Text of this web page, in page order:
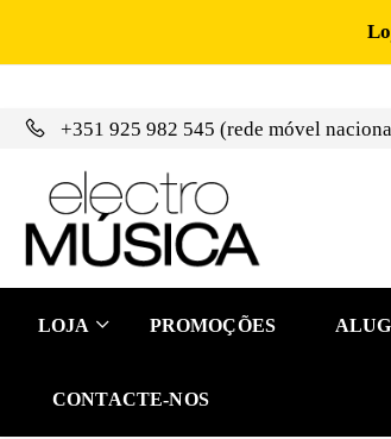
+351 925 982 545 (rede móvel
LOJA PROMOÇÕES
CONTACTE-NOS